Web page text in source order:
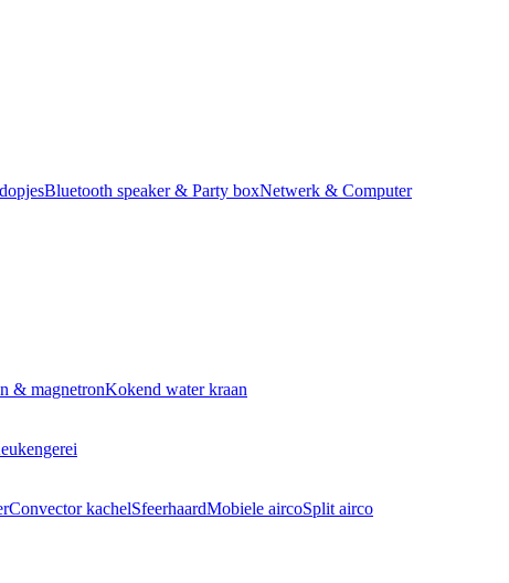
Bluetooth speaker & Party boxNetwerk & Computer
& magnetronKokend water kraan
Convector kachelSfeerhaardMobiele aircoSplit airco